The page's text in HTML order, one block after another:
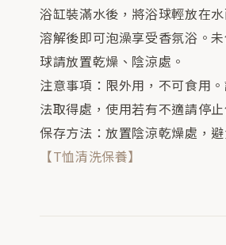
浴缸裝滿水後，將浴球輕放在
溶解後即可泡澡享受香氛浴。
球請放置乾燥、陰涼處。
注意事項：限外用，不可食用
法取得處，使用若有不適請停止
保存方法：放置陰涼乾燥處，
【T恤清洗保養】